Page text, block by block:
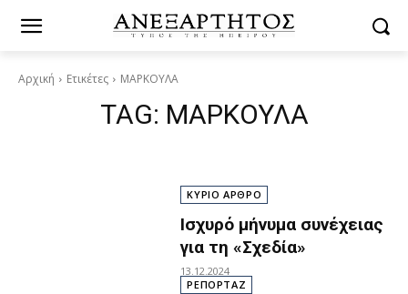
Αρχική Ετικέτες ΜΑΡΚΟΥΛΑ
TAG: ΜΑΡΚΟΥΛΑ
ΚΥΡΙΟ ΑΡΘΡΟ
Ισχυρό μήνυμα συνέχειας
για τη «Σχεδία»
13.12.2024
ΡΕΠΟΡΤΑΖ